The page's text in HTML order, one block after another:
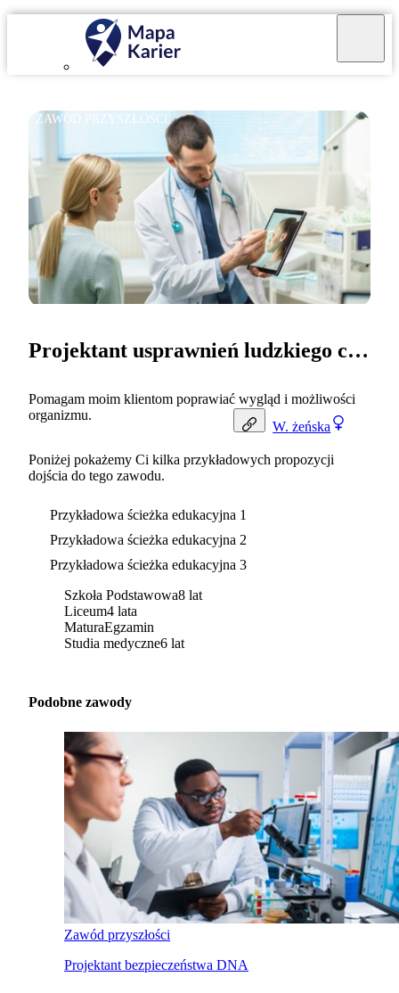
ZAWÓD PRZYSZŁOŚCI
W. żeńska
Projektant usprawnień ludzkiego ciała
Pomagam moim klientom poprawiać wygląd i możliwości
organizmu.
Poniżej pokażemy Ci kilka przykładowych propozycji
dojścia do tego zawodu.
Przykładowa ścieżka edukacyjna 1
Przykładowa ścieżka edukacyjna 2
Przykładowa ścieżka edukacyjna 3
Szkoła Podstawowa8 lat
Liceum4 lata
MaturaEgzamin
Studia medyczne6 lat
Podobne zawody
Zawód przyszłości
Projektant bezpieczeństwa DNA